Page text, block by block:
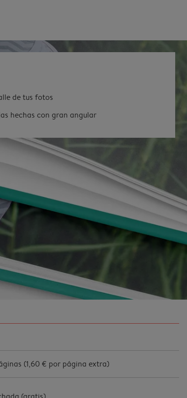
de tus fotos
hechas con gran angular
(1,60 € por página extra)